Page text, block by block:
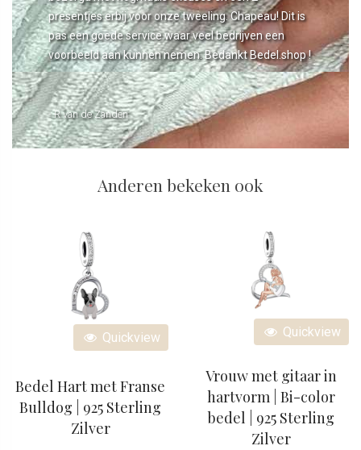
presentjes erbij voor onze tweeling. Chapeau! Dit is
pas een goede service waar veel bedrijven een
voorbeeld aan kunnen nemen. Bedankt Bedel.shop !
- R van de Zanden
Anderen bekeken ook
Quickview
Bedel Hart met Franse
Bulldog | 925 Sterling
Zilver
Quickview
Vrouw met gitaar in
hartvorm | Bi-color
bedel | 925 Sterling
Zilver